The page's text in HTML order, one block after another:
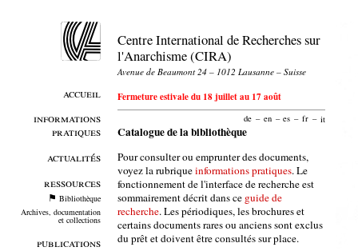
accueil
informations
pratiques
actualités
ressources
Bibliothèque
Archives, documentation
et collections
publications
Centre International de Recherches sur
l'Anarchisme (CIRA)
Avenue de Beaumont 24 – 1012 Lausanne – Suisse
Fermeture estivale du 18 juillet au 17 août
de – en – es – fr – it
Catalogue de la bibliothèque
Pour consulter ou emprunter des documents,
voyez la rubriqueinformations pratiques. Le
fonctionnement de l'interface de recherche est
sommairement décrit dans ce guide de
recherche. Les périodiques, les brochures et
certains documents rares ou anciens sont exclus
du prêt et doivent être consultés sur place.